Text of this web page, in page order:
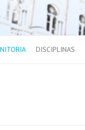
DISCIPLINAS